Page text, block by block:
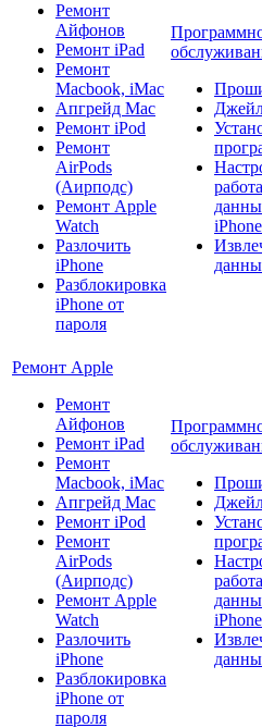
Ремонт
Айфонов
Ремонт iPad
Ремонт
Macbook, iMac
Апгрейд Mac
Ремонт iPod
Ремонт
AirPods
(Аирподс)
Ремонт Apple
Watch
Разлочить
iPhone
Разблокировка
iPhone от
пароля
Ремонт Apple
Ремонт
Айфонов
Ремонт iPad
Ремонт
Macbook, iMac
Апгрейд Mac
Ремонт iPod
Ремонт
AirPods
(Аирподс)
Ремонт Apple
Watch
Разлочить
iPhone
Разблокировка
iPhone от
пароля